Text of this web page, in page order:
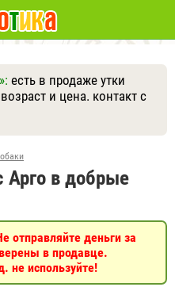
есть в продаже утки
и цена. контакт с
Задать вопрос
Арго в добрые
отправляйте деньги за
в продавце.
не используйте!